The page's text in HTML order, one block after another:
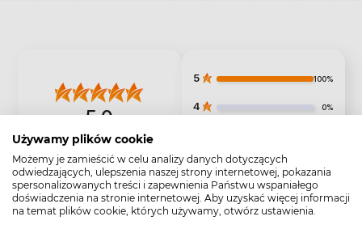
Używamy plików cookie
Możemy je zamieścić w celu analizy danych dotyczących
odwiedzających, ulepszenia naszej strony internetowej, pokazania
spersonalizowanych treści i zapewnienia Państwu wspaniałego
doświadczenia na stronie internetowej. Aby uzyskać więcej informacji
na temat plików cookie, których używamy, otwórz ustawienia.
5.0
2opinii klientów
z całego okresu
zebranych i zweryfikowanych przez
5 100%
4 0%
2
1